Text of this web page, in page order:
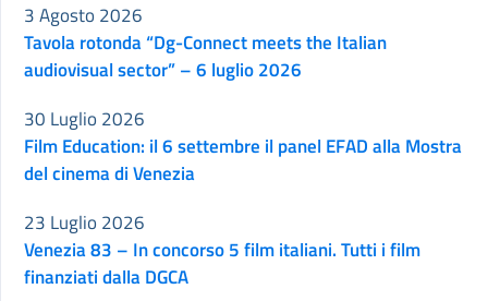
Tavola rotonda “Dg-Connect meets the Italian
audiovisual sector” – 6 luglio 2026
3 Agosto 2026
Film Education: il 6 settembre il panel EFAD alla Mostra
del cinema di Venezia
30 Luglio 2026
Venezia 83 – In concorso 5 film italiani. Tutti i film
finanziati dalla DGCA
23 Luglio 2026